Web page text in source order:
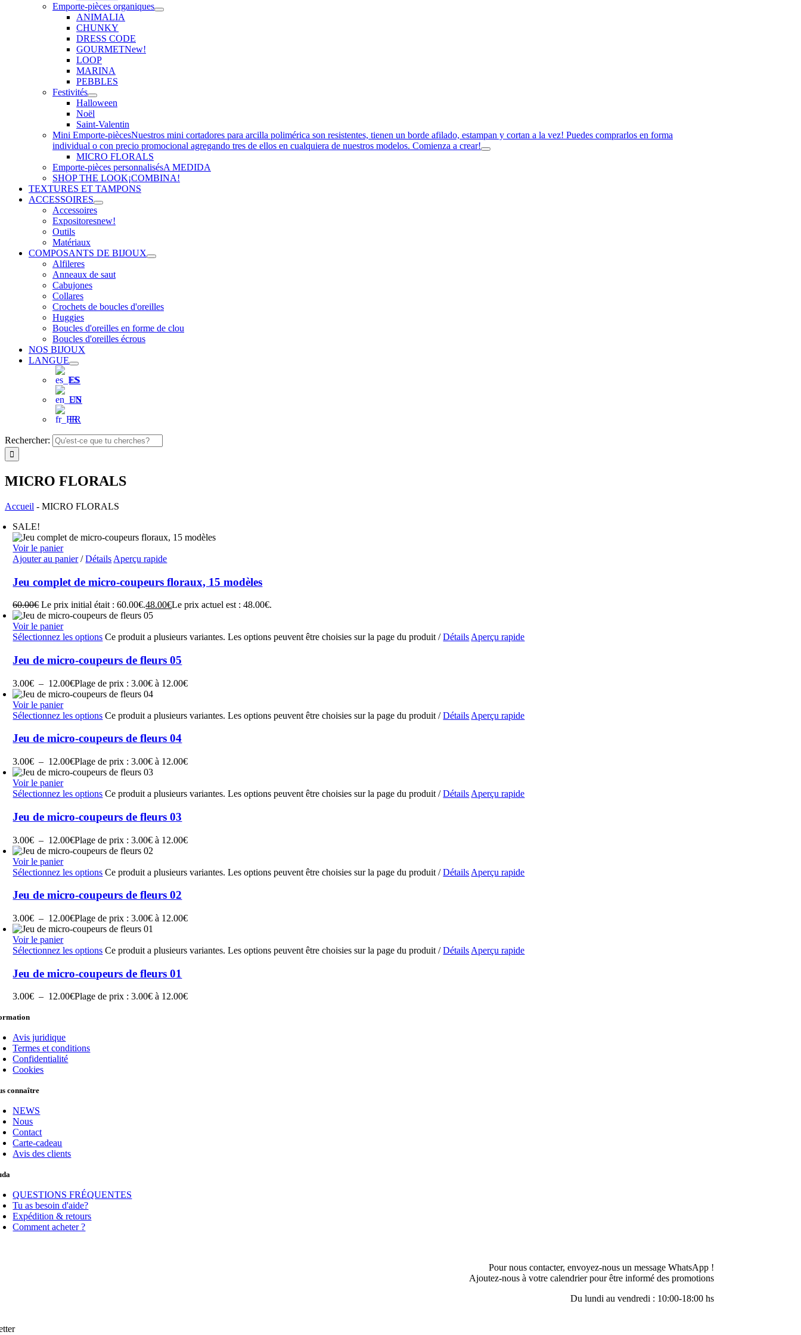
Emporte-pièces organiques
ANIMALIA
CHUNKY
DRESS CODE
GOURMETNew!
LOOP
MARINA
PEBBLES
Festivités
Halloween
Noël
Saint-Valentin
Mini Emporte-piècesNuestros mini cortadores para arcilla polimérica son resistentes, tienen un borde afilado, estampan y cortan a la vez! Puedes comprarlos en forma
individual o con precio promocional agregando tres de ellos en cualquiera de nuestros modelos. Comienza a crear!
MICRO FLORALS
Emporte-pièces personnalisésA MEDIDA
SHOP THE LOOK¡COMBINA!
TEXTURES ET TAMPONS
ACCESSOIRES
Accessoires
Expositoresnew!
Outils
Matériaux
COMPOSANTS DE BIJOUX
Alfileres
Anneaux de saut
Cabujones
Collares
Crochets de boucles d'oreilles
Huggies
Boucles d'oreilles en forme de clou
Boucles d'oreilles écrous
NOS BIJOUX
LANGUE
ES
EN
FR
Rechercher:
MICRO FLORALS
Accueil - MICRO FLORALS
SALE!
Voir le panier
Ajouter au panier / Détails Aperçu rapide
Jeu complet de micro-coupeurs floraux, 15 modèles
60.00€ Le prix initial était : 60.00€.48.00€Le prix actuel est : 48.00€.
Voir le panier
Sélectionnez les options Ce produit a plusieurs variantes. Les options peuvent être choisies sur la page du produit/ Détails Aperçu rapide
Jeu de micro-coupeurs de fleurs 05
3.00€ – 12.00€Plage de prix : 3.00€ à 12.00€
Voir le panier
Sélectionnez les options Ce produit a plusieurs variantes. Les options peuvent être choisies sur la page du produit/ Détails Aperçu rapide
Jeu de micro-coupeurs de fleurs 04
3.00€ – 12.00€Plage de prix : 3.00€ à 12.00€
Voir le panier
Sélectionnez les options Ce produit a plusieurs variantes. Les options peuvent être choisies sur la page du produit/ Détails Aperçu rapide
Jeu de micro-coupeurs de fleurs 03
3.00€ – 12.00€Plage de prix : 3.00€ à 12.00€
Voir le panier
Sélectionnez les options Ce produit a plusieurs variantes. Les options peuvent être choisies sur la page du produit/ Détails Aperçu rapide
Jeu de micro-coupeurs de fleurs 02
3.00€ – 12.00€Plage de prix : 3.00€ à 12.00€
Voir le panier
Sélectionnez les options Ce produit a plusieurs variantes. Les options peuvent être choisies sur la page du produit/ Détails Aperçu rapide
Jeu de micro-coupeurs de fleurs 01
3.00€ – 12.00€Plage de prix : 3.00€ à 12.00€
Avis juridique
Termes et conditions
Confidentialité
Cookies
connaître
NEWS
Nous
Contact
Carte-cadeau
Avis des clients
QUESTIONS FRÉQUENTES
Tu as besoin d'aide?
Expédition & retours
Comment acheter ?
Pour nous contacter, envoyez-nous un message WhatsApp !
Ajoutez-nous à votre calendrier pour être informé des promotions
Du lundi au vendredi : 10:00-18:00 hs